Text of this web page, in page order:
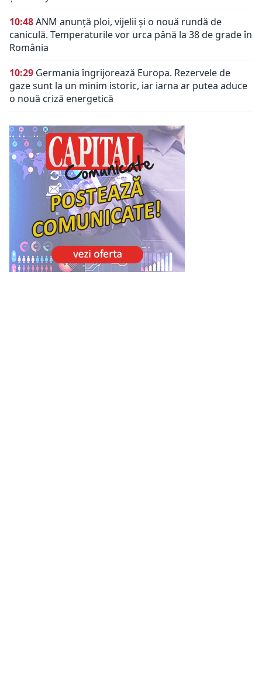
10:48ANM anunță ploi, vijelii și o nouă rundă de
caniculă. Temperaturile vor urca până la 38 de grade în
România
10:29 Germania îngrijorează Europa. Rezervele de
gaze sunt la un minim istoric, iar iarna ar putea aduce
o nouă criză energetică